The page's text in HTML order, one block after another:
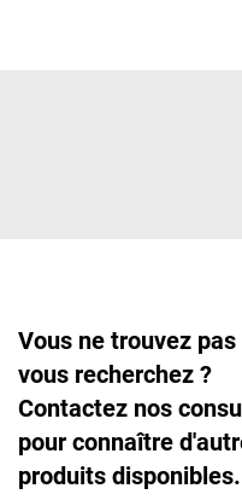
Vous ne trouvez pas
vous recherchez ?
Contactez nos
pour connaître
produits disponibles.